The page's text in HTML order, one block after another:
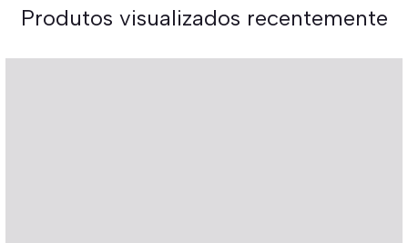
Produtos visualizados recentemente